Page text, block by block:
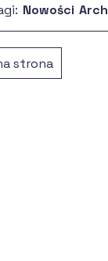
KAMARO Sp.
Nowości
strona